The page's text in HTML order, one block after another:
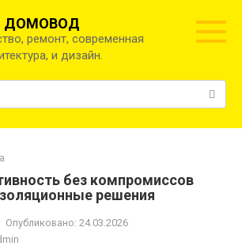
ДОМОВОД
ремонт, современная
и дизайн.
без компромиссов
решения
Опубликовано: 24.03.2026